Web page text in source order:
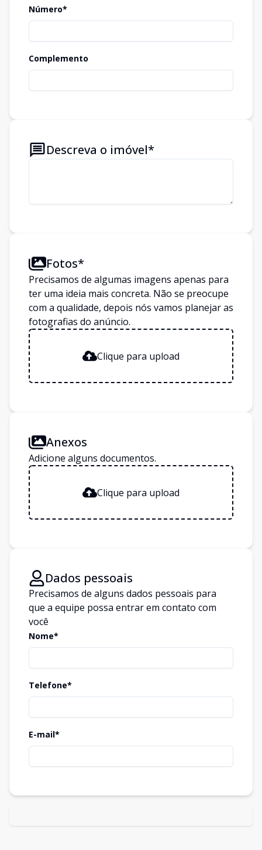
Número*
Complemento
Descreva o imóvel*
Fotos*
Precisamos de algumas imagens apenas para
ter uma ideia mais concreta. Não se preocupe
com a qualidade, depois nós vamos planejar as
fotografias do anúncio.
Clique para upload
Anexos
Adicione alguns documentos.
Clique para upload
Dados pessoais
Precisamos de alguns dados pessoais para
que a equipe possa entrar em contato com
você
Nome*
Telefone*
E-mail*